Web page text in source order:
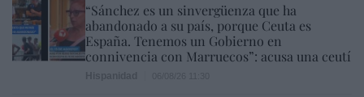
“Sánchez es un sinvergüenza que ha
abandonado a su país, porque Ceuta es
España. Tenemos un Gobierno en
connivencia con Marruecos”: acusa una ceutí